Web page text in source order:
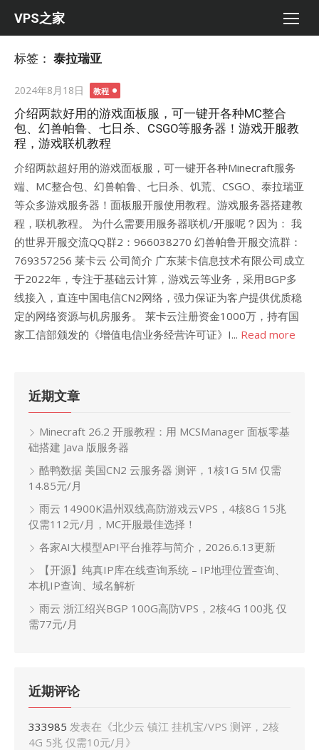
VPS之家
标签： 泰拉瑞亚
Posted
on
2024年8月18日 教程
介绍两款好用的游戏面板服，可一键开各种MC整合
包、幻兽帕鲁、七日杀、CSGO等服务器！游戏开服教
程，游戏联机教程
介绍两款超好用的游戏面板服，可一键开各种Minecraft服务
端、MC整合包、幻兽帕鲁、七日杀、饥荒、CSGO、泰拉瑞亚
等众多游戏服务器！面板服开服使用教程。游戏服务器搭建教
程，联机教程。 为什么需要用服务器联机/开服呢？因为： 我
的世界开服交流QQ群2：966038270 幻兽帕鲁开服交流群：
769357256 莱卡云 公司简介 广东莱卡信息技术有限公司成立
于2022年，专注于基础云计算，游戏云等业务，采用BGP多
线接入，直连中国电信CN2网络，强力保证为客户提供优质稳
定的网络资源与机房服务。 莱卡云注册资金1000万，持有国
家工信部颁发的《增值电信业务经营许可证》I... Read more
近期文章
Minecraft 26.2 开服教程：用 MCSManager 面板零基
础搭建 Java 版服务器
酷鸭数据 美国CN2 云服务器 测评，1核1G 5M 仅需
14.85元/月
雨云 14900K温州双线高防游戏云VPS，4核8G 15兆
仅需112元/月，MC开服最佳选择！
各家AI大模型API平台推荐与简介，2026.6.13更新
【开源】纯真IP库在线查询系统 – IP地理位置查询、
本机IP查询、域名解析
雨云 浙江绍兴BGP 100G高防VPS，2核4G 100兆 仅
需77元/月
近期评论
333985 发表在《北少云 镇江 挂机宝/VPS 测评，2核
4G 5兆 仅需10元/月 》